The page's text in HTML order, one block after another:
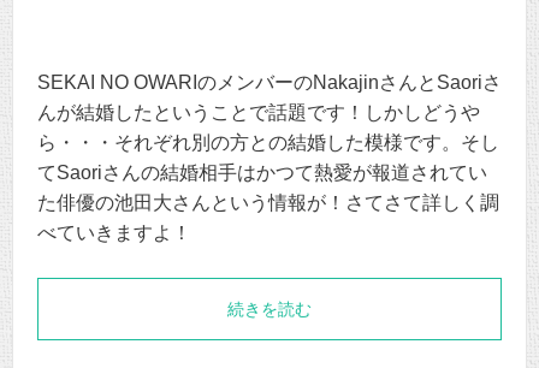
SEKAI NO OWARIのメンバーのNakajinさんとSaoriさ
んが結婚したということで話題です！しかしどうや
ら・・・それぞれ別の方との結婚した模様です。そし
てSaoriさんの結婚相手はかつて熱愛が報道されてい
た俳優の池田大さんという情報が！さてさて詳しく調
べていきますよ！
続きを読む